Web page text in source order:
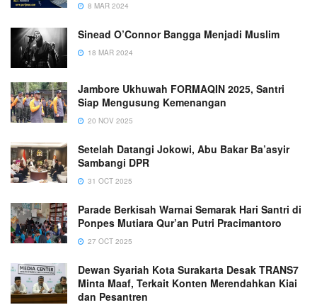
8 MAR 2024
Sinead O’Connor Bangga Menjadi Muslim
18 MAR 2024
Jambore Ukhuwah FORMAQIN 2025, Santri
Siap Mengusung Kemenangan
20 NOV 2025
Setelah Datangi Jokowi, Abu Bakar Ba’asyir
Sambangi DPR
31 OCT 2025
Parade Berkisah Warnai Semarak Hari Santri di
Ponpes Mutiara Qur’an Putri Pracimantoro
27 OCT 2025
Dewan Syariah Kota Surakarta Desak TRANS7
Minta Maaf, Terkait Konten Merendahkan Kiai
dan Pesantren